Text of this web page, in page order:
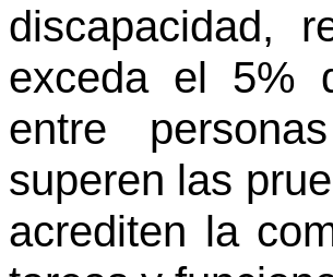
discapacidad,
exceda el 5%
entre
superen las
acrediten la